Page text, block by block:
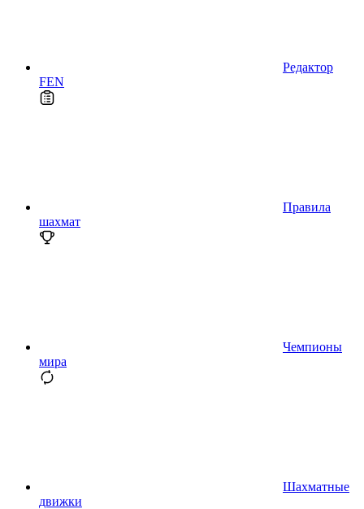
Редактор
FEN
Правила
шахмат
Чемпионы
мира
Шахматные
движки